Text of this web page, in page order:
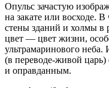
Опульс зачастую
на закате или восходе.
стены зданий и холмы в
цвет — цвет жизни,
ультрамаринового
(в переводе-живой
и оправданным.